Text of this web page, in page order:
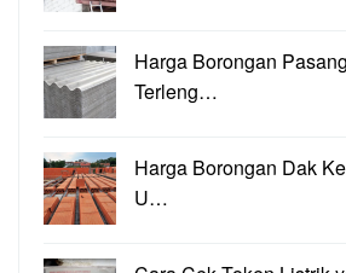
Harga Borongan
Terleng…
Harga Borongan Dak
U…